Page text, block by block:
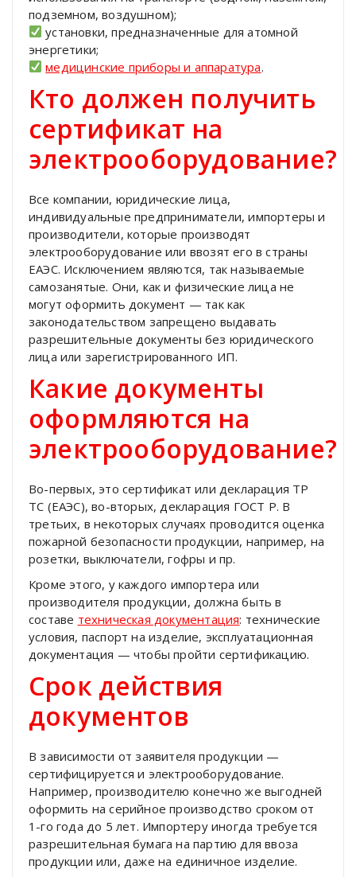
подземном, воздушном);
установки, предназначенные для атомной
энергетики;
медицинские приборы и аппаратура.
Кто должен получить
сертификат на
электрооборудование?
Все компании, юридические лица,
индивидуальные предприниматели, импортеры и
производители, которые производят
электрооборудование или ввозят его в страны
ЕАЭС. Исключением являются, так называемые
самозанятые. Они, как и физические лица не
могут оформить документ — так как
законодательством запрещено выдавать
разрешительные документы без юридического
лица или зарегистрированного ИП.
Какие документы
оформляются на
электрооборудование?
Во-первых, это сертификат или декларация ТР
ТС (ЕАЭС), во-вторых, декларация ГОСТ Р. В
третьих, в некоторых случаях проводится оценка
пожарной безопасности продукции, например, на
розетки, выключатели, гофры и пр.
Кроме этого, у каждого импортера или
производителя продукции, должна быть в
составе техническая документация: технические
условия, паспорт на изделие, эксплуатационная
документация — чтобы пройти сертификацию.
Срок действия
документов
В зависимости от заявителя продукции —
сертифицируется и электрооборудование.
Например, производителю конечно же выгодней
оформить на серийное производство сроком от
1-го года до 5 лет. Импортеру иногда требуется
разрешительная бумага на партию для ввоза
продукции или, даже на единичное изделие.